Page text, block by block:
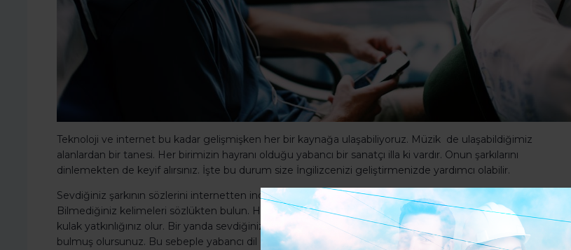
Teknoloji ve internet bu kadar gelişmişken her bir kaynağa ulaşabiliyoruz. Müzik de ulaşabildiğimiz
alanlardan bir tanesi. Her birimizin hayranı olduğu yabancı bir sanatçı illa ki vardır. Onun şarkılarını
dinlemekten de keyif alırsınız. İşte bu durum size İngilizcenizi geliştirmenizde yardımcı olabilir.
Sevdiğiniz şarkının sözlerini internetten indirip aynı anda şarkıyı da açarak şarkıya eşlik etmeye çalışın.
Bilmediğiniz kelimeleri sözlükten bulun. Hem kelimelerin nasıl telaffuz edildiğini öğrenirsiniz, hem de dile
kulak yatkınlığınız olur. Bir yanda sevdiğiniz şarkıyı dinlerken bir yandan da yabancı dilinizi geliştirme imkanı
bulmuş olursunuz. Bu sebeple yabancı dil öğrenmek/geliştirmek sizin için eziyet olmaktan da çıkmış olur.